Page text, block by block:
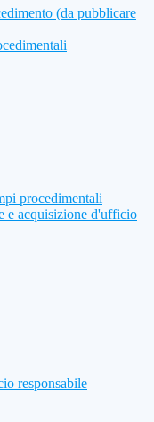
(da pubblicare
procedimentali
e acquisizione d'ufficio
responsabile